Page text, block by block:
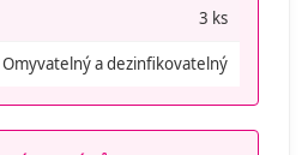
3 ks
Omyvatelný a dezinfikovatelný